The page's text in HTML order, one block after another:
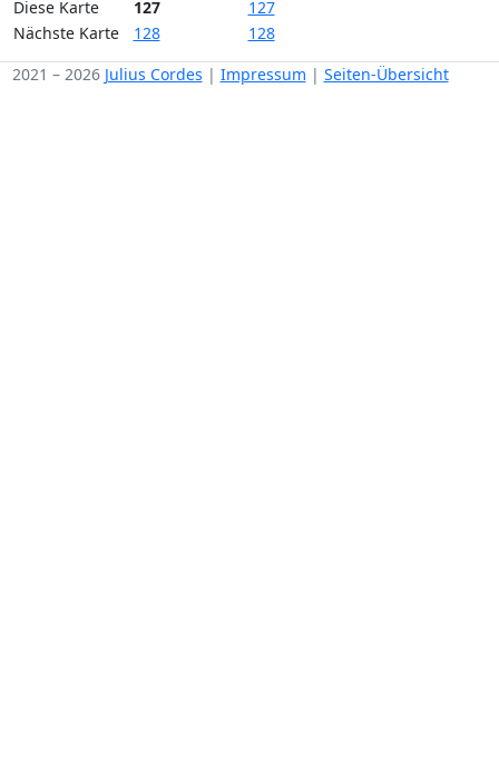
Diese Karte
127
127
Nächste Karte
128
128
2021 – 2026 Julius Cordes | Impressum | Seiten-Übersicht